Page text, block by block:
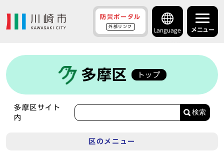
防災ポータル
外部リンク
Language メニュー
多摩区 トップ
多摩区サイト
内
検索
区のメニュー